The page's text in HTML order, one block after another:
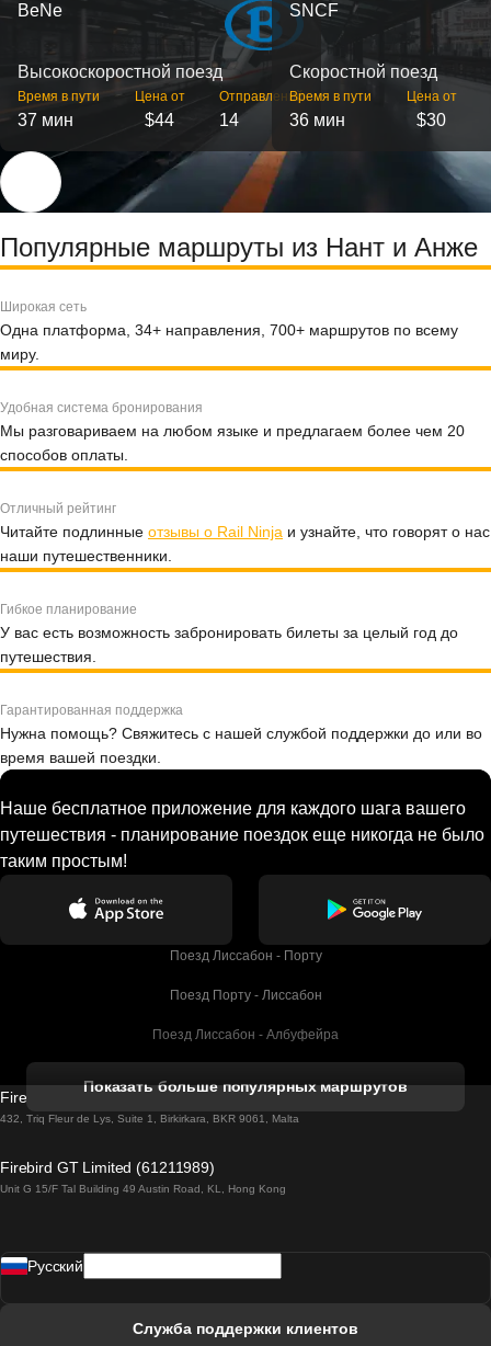
BeNe
Высокоскоростной поезд
Время в пути
37 мин
Цена от
$44
Отправлений
14
SNCF
Скоростной поезд
Время в пути
36 мин
Цена от
$30
Популярные маршруты из Нант и Анже
Широкая сеть
Одна платформа, 34+ направления, 700+ маршрутов по всему
миру.
Удобная система бронирования
Мы разговариваем на любом языке и предлагаем более чем 20
способов оплаты.
Отличный рейтинг
Читайте подлинные отзывы о Rail Ninja и узнайте, что говорят о нас
наши путешественники.
Гибкое планирование
У вас есть возможность забронировать билеты за целый год до
путешествия.
Гарантированная поддержка
Нужна помощь? Свяжитесь с нашей службой поддержки до или во
время вашей поездки.
Наше бесплатное приложение для каждого шага вашего
путешествия - планирование поездок еще никогда не было
таким простым!
Поезд Лиссабон - Порту
Поезд Порту - Лиссабон
Поезд Лиссабон - Албуфейра
Поезд Лиссабон - Лагос
Поезд Лиссабон - Мадрид
Показать больше популярных маршрутов
Firebird GT Limited (OC 1451)
432, Triq Fleur de Lys, Suite 1, Birkirkara, BKR 9061, Malta
Firebird GT Limited (61211989)
Unit G 15/F Tal Building 49 Austin Road, KL, Hong Kong
Pусский
Служба поддержки клиентов